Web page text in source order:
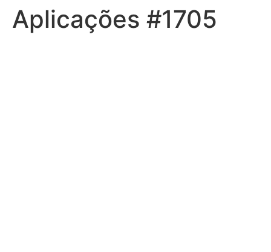
Aplicações #1705